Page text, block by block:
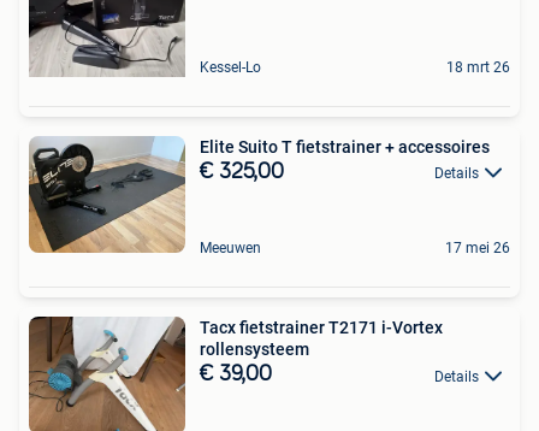
Kessel-Lo 18 mrt 26
Elite Suito T fietstrainer + accessoires
€ 325,00 Details
Meeuwen 17 mei 26
Tacx fietstrainer T2171 i-Vortex
rollensysteem
€ 39,00 Details